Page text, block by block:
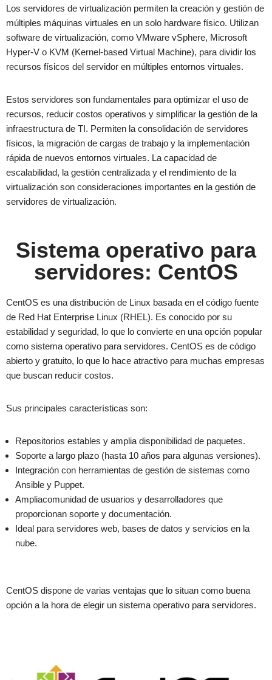
Los servidores de virtualización permiten la creación y gestión de
múltiples máquinas virtuales en un solo hardware físico. Utilizan
software de virtualización, como VMware vSphere, Microsoft
Hyper-V o KVM (Kernel-based Virtual Machine), para dividir los
recursos físicos del servidor en múltiples entornos virtuales.
Estos servidores son fundamentales para optimizar el uso de
recursos, reducir costos operativos y simplificar la gestión de la
infraestructura de TI. Permiten la consolidación de servidores
físicos, la migración de cargas de trabajo y la implementación
rápida de nuevos entornos virtuales. La capacidad de
escalabilidad, la gestión centralizada y el rendimiento de la
virtualización son consideraciones importantes en la gestión de
servidores de virtualización.
Sistema operativo para
servidores: CentOS
CentOS es una distribución de Linux basada en el código fuente
de Red Hat Enterprise Linux (RHEL). Es conocido por su
estabilidad y seguridad, lo que lo convierte en una opción popular
como sistema operativo para servidores. CentOS es de código
abierto y gratuito, lo que lo hace atractivo para muchas empresas
que buscan reducir costos.
Sus principales características son:
Repositorios estables y amplia disponibilidad de paquetes.
Soporte a largo plazo (hasta 10 años para algunas versiones).
Integración con herramientas de gestión de sistemas como
Ansible y Puppet.
Ampliacomunidad de usuarios y desarrolladores que
proporcionan soporte y documentación.
Ideal para servidores web, bases de datos y servicios en la
nube.
CentOS dispone de varias ventajas que lo situan como buena
opción a la hora de elegir un sistema operativo para servidores.